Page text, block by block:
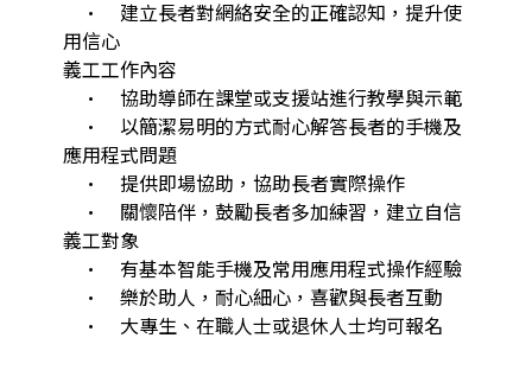
用信心
義工工作內容
應用程式問題
義工對象